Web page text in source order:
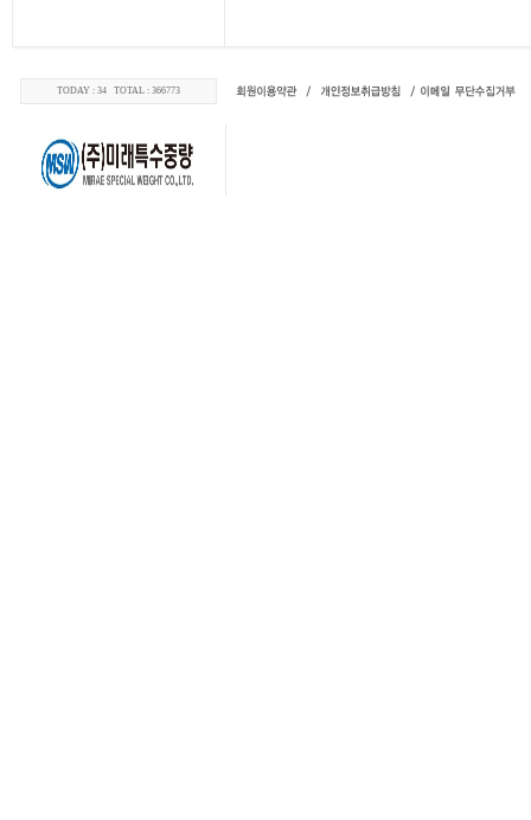
TODAY : 34 TOTAL : 366773